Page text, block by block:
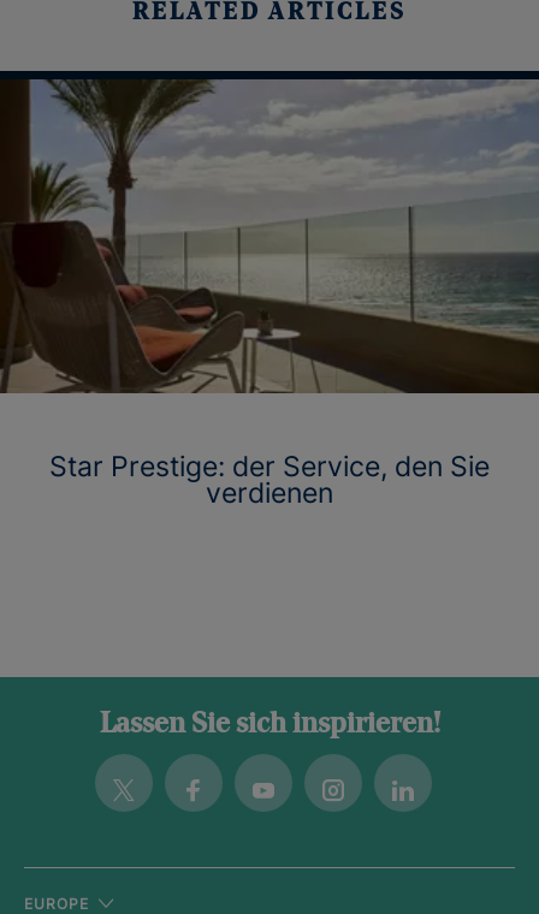
RELATED ARTICLES
Star Prestige: der Service, den Sie
verdienen
Lassen Sie sich inspirieren!
Twitter FacebookYoutubeInstagramLinkedin
EUROPE